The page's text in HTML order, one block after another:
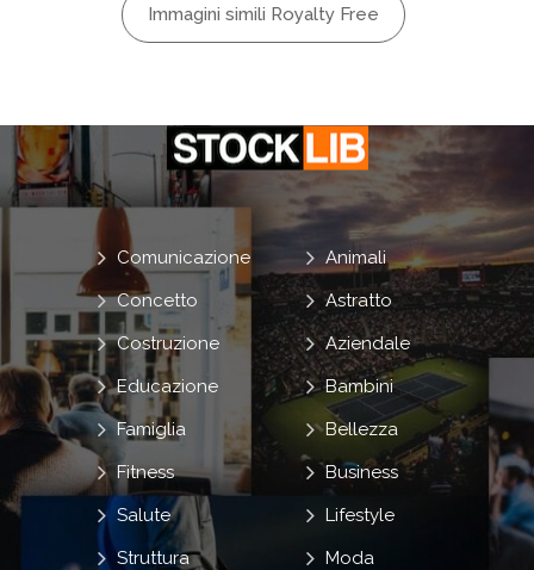
Immagini simili Royalty Free
Animali
Astratto
Aziendale
Bambini
Bellezza
Business
Comunicazione
Concetto
Costruzione
Educazione
Famiglia
Fitness
Lifestyle
Moda
Salute
Struttura